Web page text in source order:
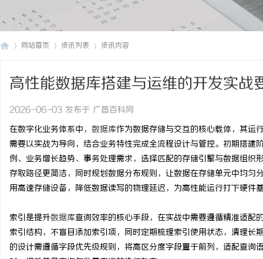
网站首页 资讯列表 资讯内容
高性能数据库搭建与运维的开发实战
2026-06-03 发布于 广昌百科网
在数字化业务体系中， 数据库作为数据存储与交互的核心载体，其运
需要以实战为导向，结合业务特性完成全流程设计与管控。初期搭
例、业务增长趋势、事务处理需求，选择匹配的存储引擎与数据组
存取路径更简洁，同时规划数据分布规则，让数据在存储单元中均
用高速存储设备，降低数据读写的物理延迟，为高性能运行打下硬件
索引是提升数据库查询效率的核心手段，在实战中需要遵循精准适配
索引结构，不盲目添加索引项，同时定期梳理索引使用状态，清理
的设计需遵循字段优先级规则，将高区分度字段置于前列，适配查